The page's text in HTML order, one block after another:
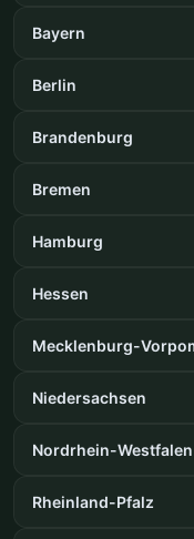
Bayern
Berlin
Brandenburg
Bremen
Hamburg
Hessen
Mecklenburg-
Niedersachsen
Nordrhein-Westfalen
Rheinland-Pfalz